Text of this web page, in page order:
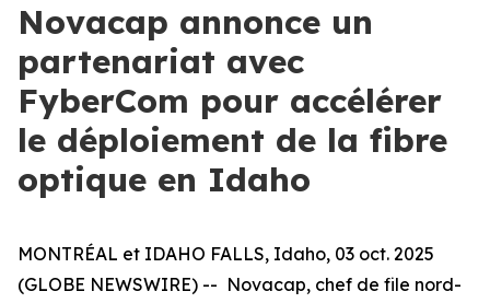
Novacap annonce un
partenariat avec
FyberCom pour accélérer
le déploiement de la fibre
optique en Idaho
MONTRÉAL et IDAHO FALLS, Idaho, 03 oct. 2025
(GLOBE NEWSWIRE) -- Novacap, chef de file nord-